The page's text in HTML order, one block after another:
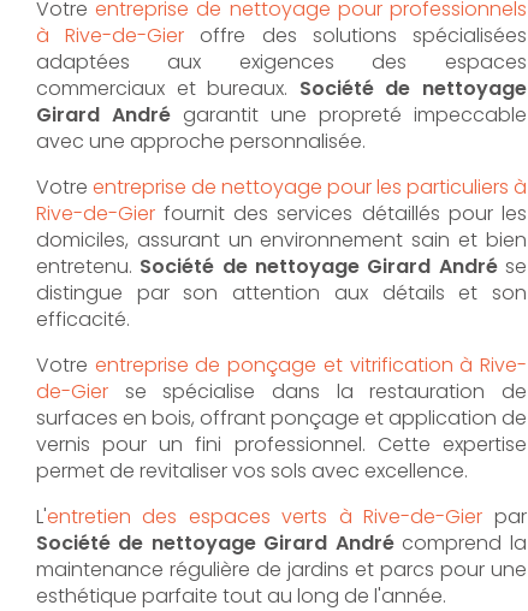
Votreentreprise de nettoyage pour professionnels
à Rive-de-Gier offre des solutions spécialisées
adaptées aux exigences des espaces
commerciaux et bureaux. Société de nettoyage
Girard André garantit une propreté impeccable
avec une approche personnalisée.
Votre entreprise de nettoyage pour les particuliers à
Rive-de-Gier fournit des services détaillés pour les
domiciles, assurant un environnement sain et bien
entretenu. Société de nettoyage Girard Andrése
distingue par son attention aux détails et son
efficacité.
Votre entreprise de ponçage et vitrification à Rive-
de-Gier se spécialise dans la restauration de
surfaces en bois, offrant ponçage et application de
vernis pour un fini professionnel. Cette expertise
permet de revitaliser vos sols avec excellence.
L'entretien des espaces verts à Rive-de-Gier par
Société de nettoyage Girard André comprend la
maintenance régulière de jardins et parcs pour une
esthétique parfaite tout au long de l'année.